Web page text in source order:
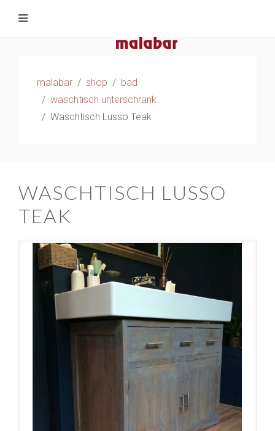
malabar shop
bad
waschtisch unterschrank
Waschtisch Lusso Teak
WASCHTISCH LUSSO
TEAK